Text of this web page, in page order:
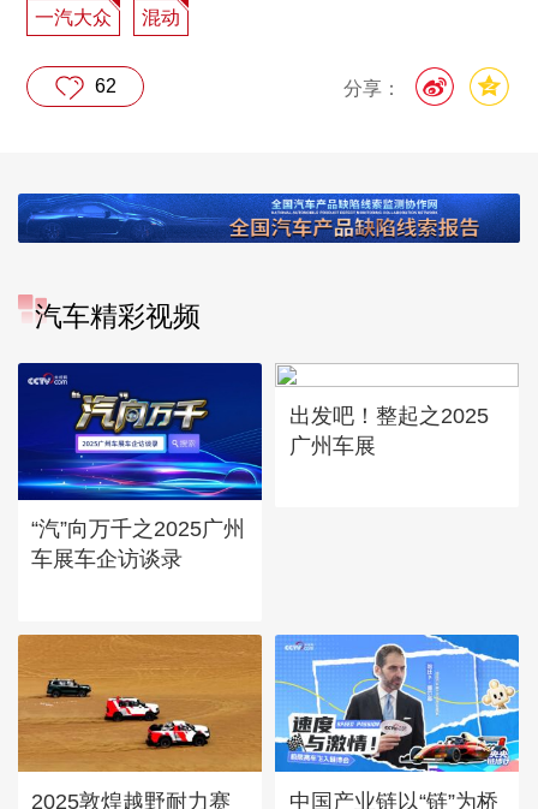
一汽大众 混动
分享：
62
汽车精彩视频
“汽”向万千之2025广州
车展车企访谈录
出发吧！整起之2025
广州车展
2025敦煌越野耐力赛 中国产业链以“链”为桥